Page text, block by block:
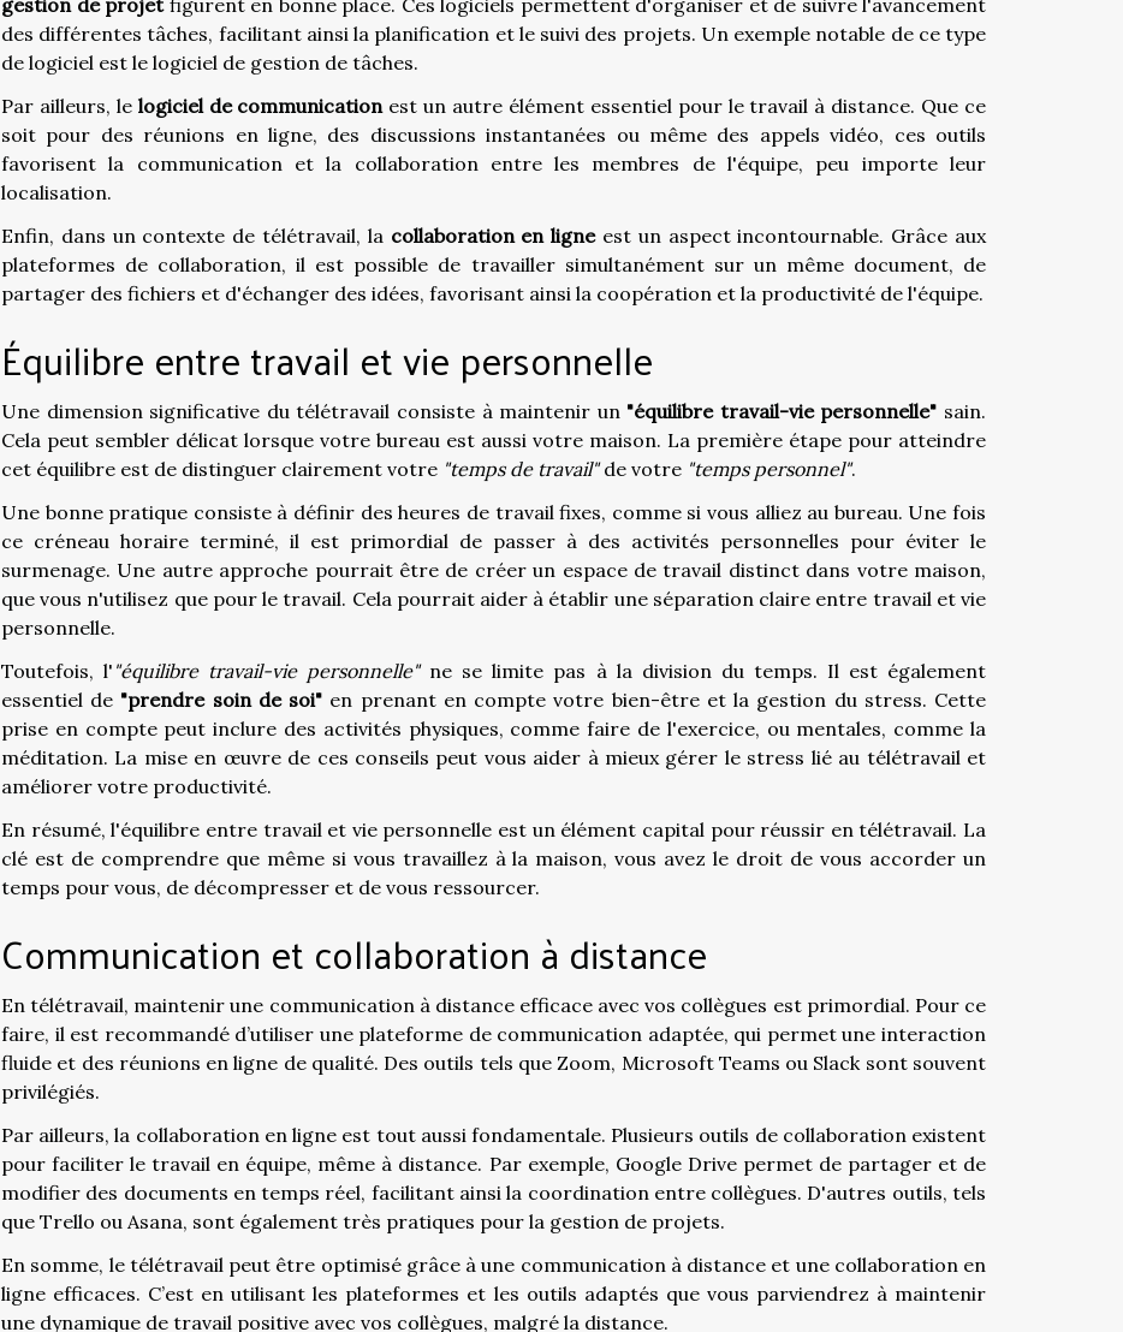
gestion de projetfigurent en bonne place. Ces logiciels permettent d'organiser et de suivre l'avancement
des différentes tâches, facilitant ainsi la planification et le suivi des projets. Un exemple notable de ce type
de logiciel est le logiciel de gestion de tâches.
Par ailleurs, le logiciel de communicationest un autre élément essentiel pour le travail à distance. Que ce
soit pour des réunions en ligne, des discussions instantanées ou même des appels vidéo, ces outils
favorisent la communication et la collaboration entre les membres de l'équipe, peu importe leur
localisation.
Enfin, dans un contexte de télétravail, la collaboration en ligneest un aspect incontournable. Grâce aux
plateformes de collaboration, il est possible de travailler simultanément sur un même document, de
partager des fichiers et d'échanger des idées, favorisant ainsi la coopération et la productivité de l'équipe.
Équilibre entre travail et vie personnelle
Une dimension significative du télétravail consiste à maintenir un "équilibre travail-vie personnelle" sain.
Cela peut sembler délicat lorsque votre bureau est aussi votre maison. La première étape pour atteindre
cet équilibre est de distinguer clairement votre "temps de travail"de votre "temps personnel".
Une bonne pratique consiste à définir des heures de travail fixes, comme si vous alliez au bureau. Une fois
ce créneau horaire terminé, il est primordial de passer à des activités personnelles pour éviter le
surmenage. Une autre approche pourrait être de créer un espace de travail distinct dans votre maison,
que vous n'utilisez que pour le travail. Cela pourrait aider à établir une séparation claire entre travail et vie
personnelle.
Toutefois, l' "équilibre travail-vie personnelle"ne se limite pas à la division du temps. Il est également
essentiel de "prendre soin de soi" en prenant en compte votre bien-être et la gestion du stress. Cette
prise en compte peut inclure des activités physiques, comme faire de l'exercice, ou mentales, comme la
méditation. La mise en œuvre de ces conseils peut vous aider à mieux gérer le stress lié au télétravail et
améliorer votre productivité.
En résumé, l'équilibre entre travail et vie personnelle est un élément capital pour réussir en télétravail. La
clé est de comprendre que même si vous travaillez à la maison, vous avez le droit de vous accorder un
temps pour vous, de décompresser et de vous ressourcer.
Communication et collaboration à distance
En télétravail, maintenir une communication à distance efficace avec vos collègues est primordial. Pour ce
faire, il est recommandé d’utiliser une plateforme de communication adaptée, qui permet une interaction
fluide et des réunions en ligne de qualité. Des outils tels que Zoom, Microsoft Teams ou Slack sont souvent
privilégiés.
Par ailleurs, la collaboration en ligne est tout aussi fondamentale. Plusieurs outils de collaboration existent
pour faciliter le travail en équipe, même à distance. Par exemple, Google Drive permet de partager et de
modifier des documents en temps réel, facilitant ainsi la coordination entre collègues. D'autres outils, tels
que Trello ou Asana, sont également très pratiques pour la gestion de projets.
En somme, le télétravail peut être optimisé grâce à une communication à distance et une collaboration en
ligne efficaces. C’est en utilisant les plateformes et les outils adaptés que vous parviendrez à maintenir
une dynamique de travail positive avec vos collègues, malgré la distance.